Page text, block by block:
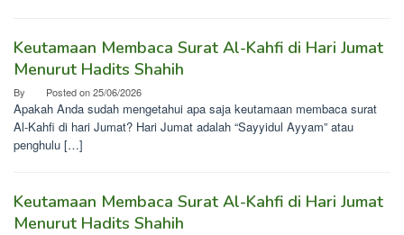
Keutamaan Membaca Surat Al-Kahfi di Hari Jumat
Menurut Hadits Shahih
By Posted on25/06/2026
Apakah Anda sudah mengetahui apa saja keutamaan membaca surat
Al-Kahfi di hari Jumat? Hari Jumat adalah “Sayyidul Ayyam” atau
penghulu […]
Keutamaan Membaca Surat Al-Kahfi di Hari Jumat
Menurut Hadits Shahih